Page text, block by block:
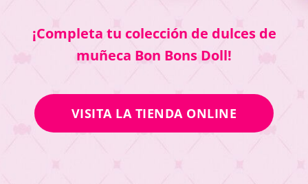
¡Completa tu colección de dulces de
muñeca Bon Bons Doll!
VISITA LA TIENDA ONLINE